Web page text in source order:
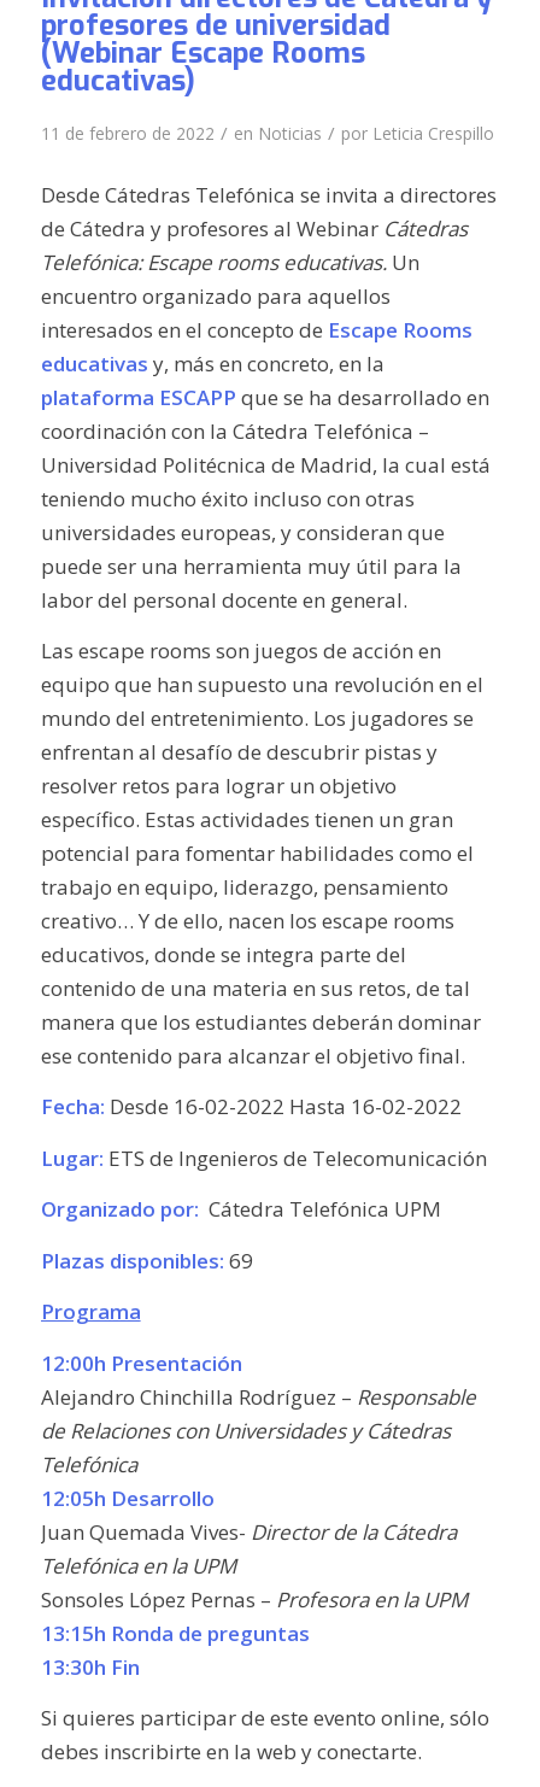
profesores de universidad
(Webinar Escape Rooms
educativas)
11 de febrero de 2022 / en Noticias / por Leticia Crespillo
Desde Cátedras Telefónica se invita a directores
de Cátedra y profesores al Webinar Cátedras
Telefónica: Escape rooms educativas. Un
encuentro organizado para aquellos
interesados en el concepto de Escape Rooms
educativas y, más en concreto, en la
plataforma ESCAPP que se ha desarrollado en
coordinación con la Cátedra Telefónica –
Universidad Politécnica de Madrid, la cual está
teniendo mucho éxito incluso con otras
universidades europeas, y consideran que
puede ser una herramienta muy útil para la
labor del personal docente en general.
Las escape rooms son juegos de acción en
equipo que han supuesto una revolución en el
mundo del entretenimiento. Los jugadores se
enfrentan al desafío de descubrir pistas y
resolver retos para lograr un objetivo
específico. Estas actividades tienen un gran
potencial para fomentar habilidades como el
trabajo en equipo, liderazgo, pensamiento
creativo… Y de ello, nacen los escape rooms
educativos, donde se integra parte del
contenido de una materia en sus retos, de tal
manera que los estudiantes deberán dominar
ese contenido para alcanzar el objetivo final.
Fecha: Desde 16-02-2022 Hasta 16-02-2022
Lugar: ETS de Ingenieros de Telecomunicación
Organizado por: Cátedra Telefónica UPM
Plazas disponibles: 69
Programa
12:00h Presentación
Alejandro Chinchilla Rodríguez – Responsable
de Relaciones con Universidades y Cátedras
Telefónica
12:05h Desarrollo
Juan Quemada Vives- Director de la Cátedra
Telefónica en la UPM
Sonsoles López Pernas – Profesora en la UPM
13:15h Ronda de preguntas
13:30h Fin
Si quieres participar de este evento online, sólo
debes inscribirte en la web y conectarte.